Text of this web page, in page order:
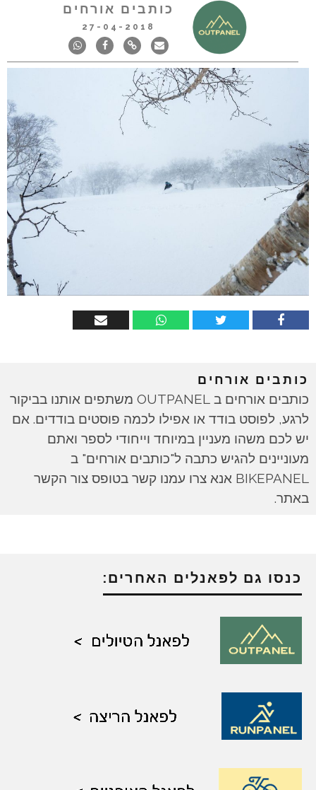
כותבים אורחים
27-04-2018
כותבים אורחים
כותבים אורחים ב OUTPANEL משתפים אותנו בביקור
לרגע, לפוסט בודד או אפילו לכמה פוסטים בודדים. אם
יש לכם משהו מעניין במיוחד וייחודי לספר ואתם
מעוניינים להגיש כתבה ל"כותבים אורחים" ב
BIKEPANEL אנא צרו עמנו קשר בטופס צור הקשר
באתר.
כנסו גם לפאנלים האחרים: